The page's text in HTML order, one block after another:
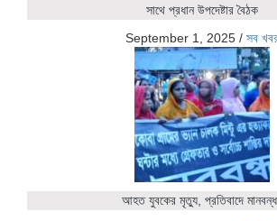
সাথে প্রধান উপদেষ্টার বৈঠক
September 1, 2025 / সব
আহত যুবকের মৃত্যু, প্রতিবাদে